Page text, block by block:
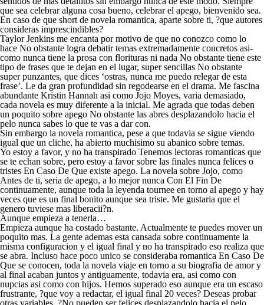
que sea celebrar alguna cosa bueno, celebrar el apego, bienvenido sea.
En caso de que short de novela romantica, aparte sobre ti, ?que autores
consideras imprescindibles?
Taylor Jenkins me encanta por motivo de que no conozco como lo
hace No obstante logra debatir temas extremadamente concretos asi­
como nunca tiene la prosa con florituras ni nada No obstante tiene este
tipo de frases que te dejan en el lugar, super sencillas No obstante
super punzantes, que dices ‘ostras, nunca me puedo relegar de esta
frase’. Le da gran profundidad sin regodearse en el drama. Me fascina
abundante Kristin Hannah asi­ como Jojo Moyes, varia demasiado,
cada novela es muy diferente a la inicial. Me agrada que todas deben
un poquito sobre apego No obstante las abres desplazandolo hacia el
pelo nunca sabes lo que te vas a dar con.
Sin embargo la novela romantica, pese a que todavia se sigue viendo
igual que un cliche, ha abierto muchisimo su abanico sobre temas.
Yo estoy a favor, y no ha transpirado Tenemos lectoras romanticas que
se te echan sobre, pero estoy a favor sobre las finales nunca felices o
tristes En Caso De Que existe apego. La novela sobre Jojo, como
Antes de ti, seri­a de apego, a lo mejor nunca Con El Fin De
continuamente, aunque toda la leyenda tournee en torno al apego y hay
veces que es un final bonito aunque sea triste. Me gustaria que el
genero tuviese mas liberacii?n.
Aunque empieza a tenerla…
Empieza aunque ha costado bastante. Actualmente te puedes mover un
poquito mas. La gente ademas esta cansada sobre continuamente la
misma configuracion y el igual final y no ha transpirado eso realiza que
se abra. Incluso hace poco unico se consideraba romantica En Caso De
Que se conocen, toda la novela viaje en torno a su biografia de amor y
al final acaban juntos y antiguamente, todavia era, asi­ como con
nupcias asi­ como con hijos. Hemos superado eso aunque era un escaso
frustrante, ?que voy a redactar, el igual final 20 veces? Deseas probar
otras variables. ?No pueden ser felices desplazandolo hacia el pelo